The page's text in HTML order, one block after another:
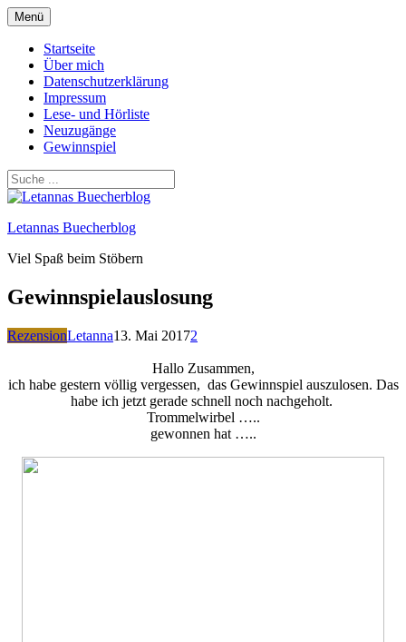
Zum
Inhalt
springen
Menü
Startseite
Über mich
Datenschutzerklärung
Impressum
Lese- und Hörliste
Neuzugänge
Gewinnspiel
Letannas Buecherblog
Viel Spaß beim Stöbern
Gewinnspielauslosung
RezensionLetanna13. Mai 20172
Hallo Zusammen,
ich habe gestern völlig vergessen, das Gewinnspiel auszulosen. Das
habe ich jetzt gerade schnell noch nachgeholt.
Trommelwirbel …..
gewonnen hat …..